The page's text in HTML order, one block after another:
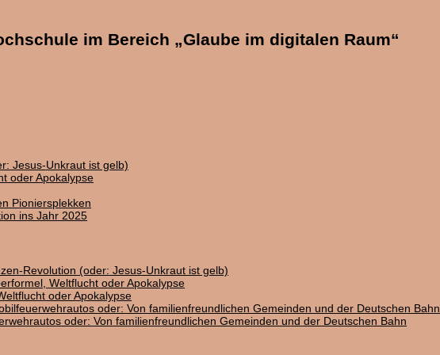
im Bereich „Glaube im digitalen Raum“
Jesus-Unkraut ist gelb)
oder Apokalypse
Pioniersplekken
ins Jahr 2025
Revolution (oder: Jesus-Unkraut ist gelb)
Weltflucht oder Apokalypse
oder Apokalypse
oder: Von familienfreundlichen Gemeinden und der Deutschen Bahn
oder: Von familienfreundlichen Gemeinden und der Deutschen Bahn